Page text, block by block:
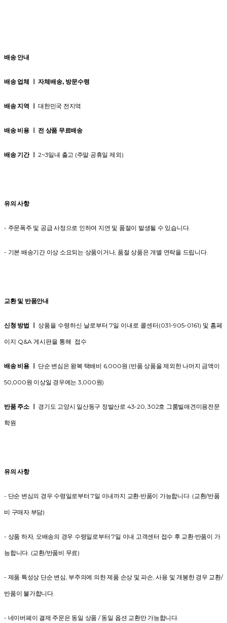
배송 안내
배송 업체 ㅣ자체배송, 방문수령
배송 지역 ㅣ대한민국 전지역
배송 비용 ㅣ 전 상품 무료배송
배송 기간 ㅣ2~3일내 출고 (주말·공휴일 제외)
유의 사항
- 주문폭주 및 공급 사정으로 인하여 지연 및 품절이 발생될 수 있습니다.
- 기본 배송기간 이상 소요되는 상품이거나, 품절 상품은 개별 연락을 드립니다.
교환 및 반품안내
신청 방법 ㅣ상품을 수령하신 날로부터 7일 이내로 콜센터(031-905-0161) 및 홈페
이지 Q&A 게시판을 통해 접수
배송 비용 ㅣ 단순 변심은 왕복 택배비 6,000원 (반품 상품을 제외한 나머지 금액이
50,000원 이상일 경우에는 3,000원)
반품 주소 ㅣ 경기도 고양시 일산동구 정발산로 43-20, 302호 그룸빌애견미용전문
학원
유의 사항
- 단순 변심의 경우 수령일로부터 7일 이내까지 교환∙반품이 가능합니다. (교환/반품
비 구매자 부담)
- 상품 하자, 오배송의 경우 수령일로부터 7일 이내 고객센터 접수 후 교환∙반품이 가
능합니다. (교환/반품비 무료)
- 제품 특성상 단순 변심, 부주의에 의한 제품 손상 및 파손, 사용 및 개봉한 경우 교환/
반품이 불가합니다.
- 네이버페이 결제 주문은 동일 상품 / 동일 옵션 교환만 가능합니다.